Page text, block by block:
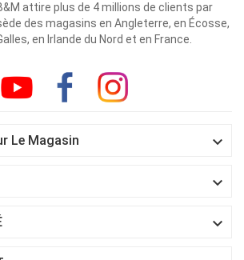
attire plus de 4 millions de clients par
des magasins en Angleterre, en Écosse,
en Irlande du Nord et en France.
Le Magasin 

